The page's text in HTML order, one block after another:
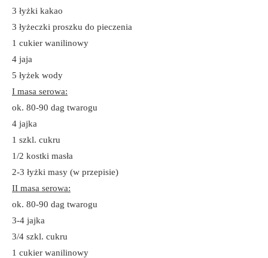
3 łyżki kakao
3 łyżeczki proszku do pieczenia
1 cukier wanilinowy
4 jaja
5 łyżek wody
I masa serowa:
ok. 80-90 dag twarogu
4 jajka
1 szkl. cukru
1/2 kostki masła
2-3 łyżki masy (w przepisie)
II masa serowa:
ok. 80-90 dag twarogu
3-4 jajka
3/4 szkl. cukru
1 cukier wanilinowy